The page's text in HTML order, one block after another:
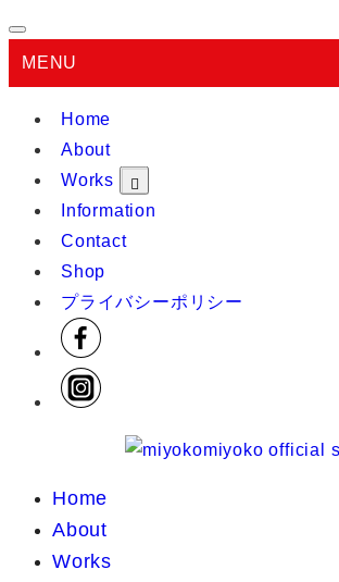
MENU
Home
About
Works
Information
Contact
Shop
プライバシーポリシー
Home
About
Works